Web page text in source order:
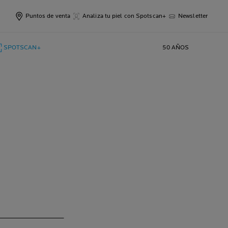
Puntos de venta Analiza tu piel con Spotscan+ Newsletter
SPOTSCAN+ 50 AÑOS